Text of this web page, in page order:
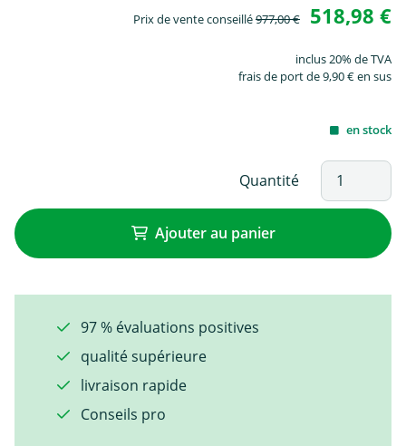
Prix de vente conseillé977,00 € 518,98 €
inclus 20% de TVA
frais de port de 9,90 € en sus
en stock
Quantité
Ajouter au panier
97 % évaluations positives
qualité supérieure
livraison rapide
Conseils pro